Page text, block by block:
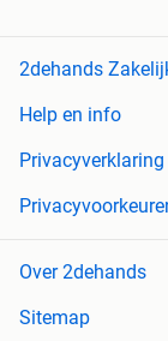
2dehands
Help en info
Privacyverklaring
Over 2dehands
Sitemap